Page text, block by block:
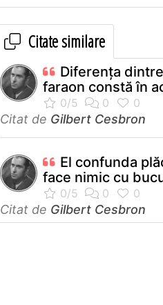
Citate similare
Diferenţa
faraon constă în
Citat de Gilbert Cesbron
El confunda
face nimic cu
Citat de Gilbert Cesbron